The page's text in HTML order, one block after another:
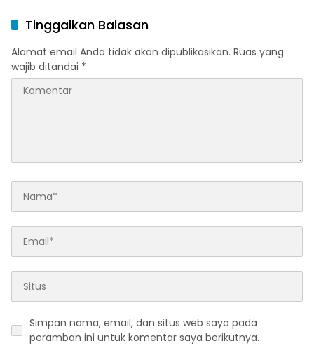
Tinggalkan Balasan
Alamat email Anda tidak akan dipublikasikan. Ruas yang
wajib ditandai *
Simpan nama, email, dan situs web saya pada
peramban ini untuk komentar saya berikutnya.